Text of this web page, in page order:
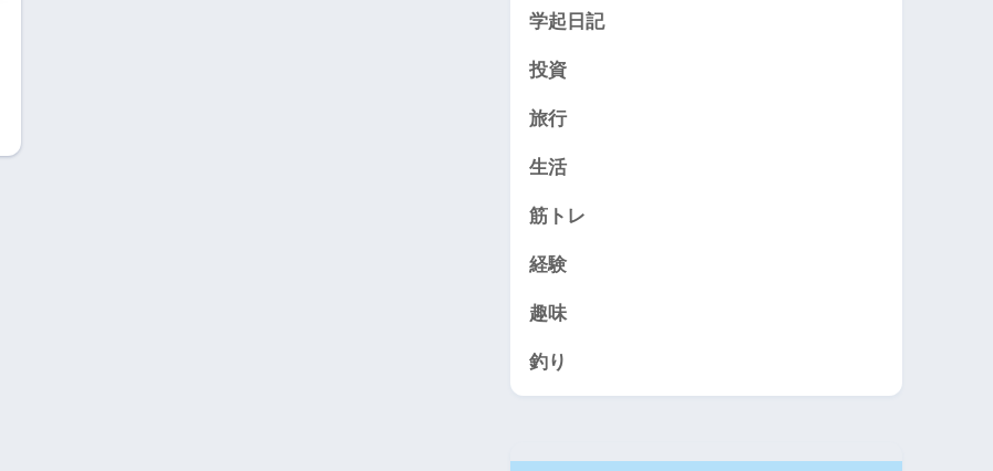
学起日記
投資
旅行
生活
筋トレ
経験
趣味
釣り